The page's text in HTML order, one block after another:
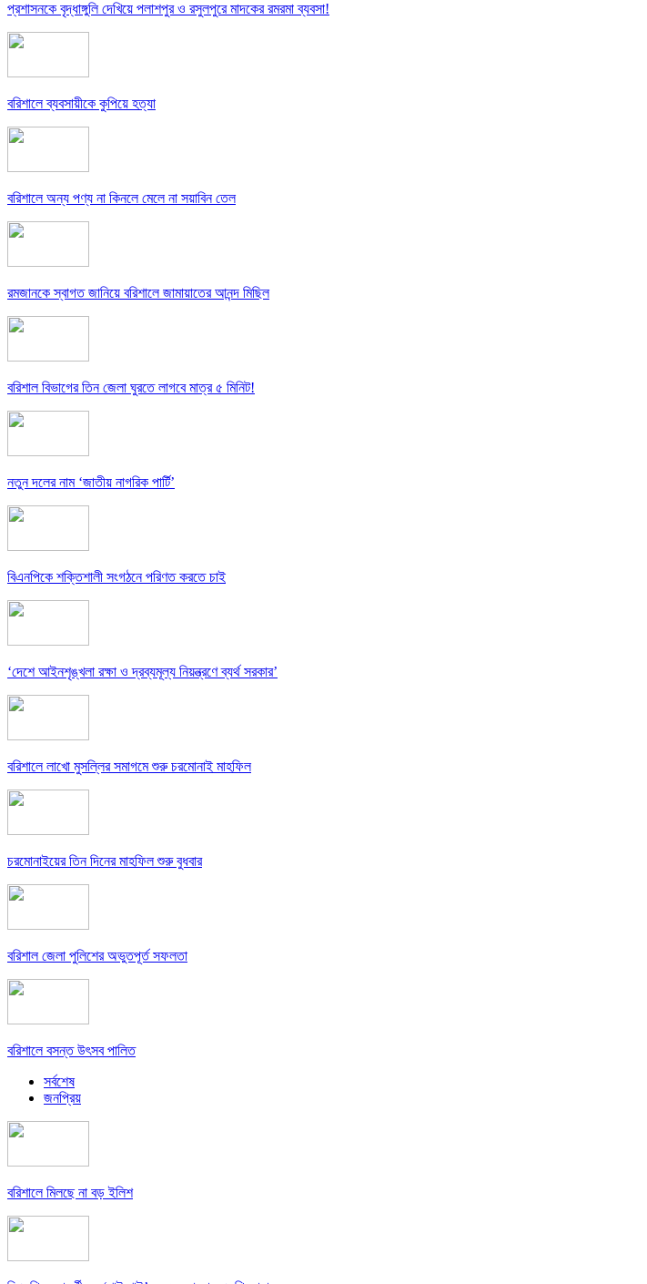
প্রশাসনকে বৃদ্ধাঙ্গুলি দেখিয়ে পলাশপুর ও রসুলপুরে মাদকের রমরমা ব্যবসা!
বরিশালে ব্যবসায়ীকে কুপিয়ে হত্যা
বরিশালে অন্য পণ্য না কিনলে মেলে না সয়াবিন তেল
রমজানকে স্বাগত জানিয়ে বরিশালে জামায়াতের আনন্দ মিছিল
বরিশাল বিভাগের তিন জেলা ঘুরতে লাগবে মাত্র ৫ মিনিট!
নতুন দলের নাম ‘জাতীয় নাগরিক পার্টি’
বিএনপিকে শক্তিশালী সংগঠনে পরিণত করতে চাই
‘দেশে আইনশৃঙ্খলা রক্ষা ও দ্রব্যমূল্য নিয়ন্ত্রণে ব্যর্থ সরকার’
বরিশালে লাখো মুসল্লি­র সমাগমে শুরু চরমোনাই মাহফিল
চরমোনাইয়ের তিন দিনের মাহফিল শুরু বুধবার
বরিশাল জেলা পুলিশের অভুতপূর্ত সফলতা
বরিশালে বসন্ত উৎসব পালিত
সর্বশেষ
জনপ্রিয়
বরিশালে মিলছে না বড় ইলিশ